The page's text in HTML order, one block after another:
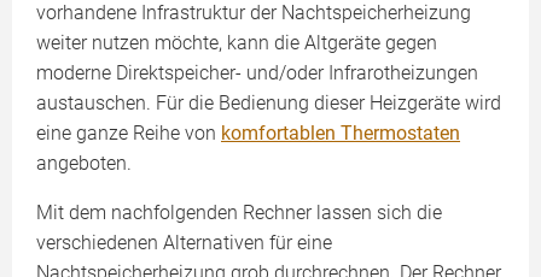
vorhandene Infrastruktur der Nachtspeicherheizung
weiter nutzen möchte, kann die Altgeräte gegen
moderne Direktspeicher- und/oder Infrarotheizungen
austauschen. Für die Bedienung dieser Heizgeräte wird
eine ganze Reihe von komfortablen Thermostaten
angeboten.
Mit dem nachfolgenden Rechner lassen sich die
verschiedenen Alternativen für eine